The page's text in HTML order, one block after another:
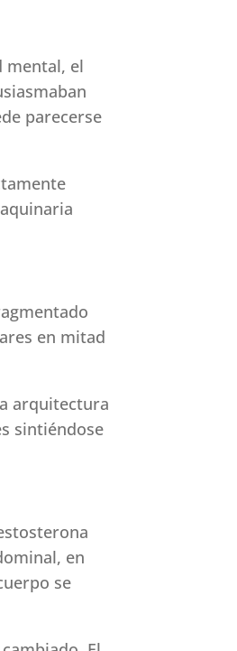
mental, el
parecerse
en mitad
arquitectura
sintiéndose
en
se